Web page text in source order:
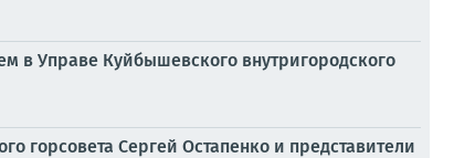
Управе Куйбышевского внутригородского
горсовета Сергей Остапенко и представители